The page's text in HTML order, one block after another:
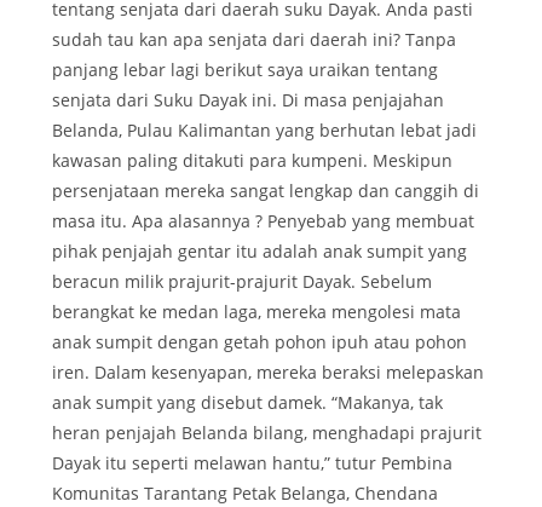
tentang senjata dari daerah suku Dayak. Anda pasti
sudah tau kan apa senjata dari daerah ini? Tanpa
panjang lebar lagi berikut saya uraikan tentang
senjata dari Suku Dayak ini. Di masa penjajahan
Belanda, Pulau Kalimantan yang berhutan lebat jadi
kawasan paling ditakuti para kumpeni. Meskipun
persenjataan mereka sangat lengkap dan canggih di
masa itu. Apa alasannya ? Penyebab yang membuat
pihak penjajah gentar itu adalah anak sumpit yang
beracun milik prajurit-prajurit Dayak. Sebelum
berangkat ke medan laga, mereka mengolesi mata
anak sumpit dengan getah pohon ipuh atau pohon
iren. Dalam kesenyapan, mereka beraksi melepaskan
anak sumpit yang disebut damek. “Makanya, tak
heran penjajah Belanda bilang, menghadapi prajurit
Dayak itu seperti melawan hantu,” tutur Pembina
Komunitas Tarantang Petak Belanga, Chendana